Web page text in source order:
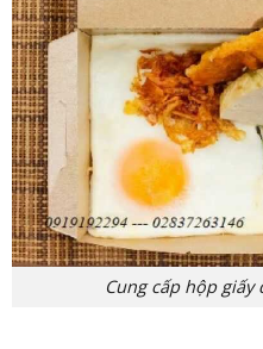
Cung cấp hộp